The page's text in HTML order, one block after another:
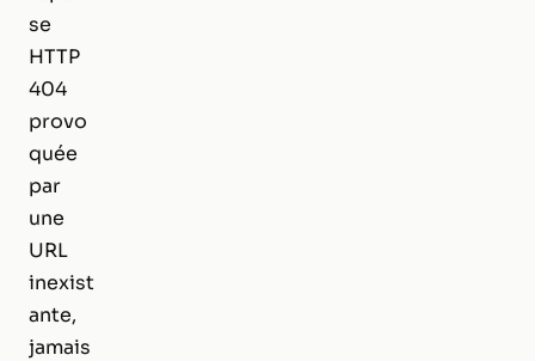
se
HTTP
404
provo
quée
par
une
URL
inexist
ante,
jamais